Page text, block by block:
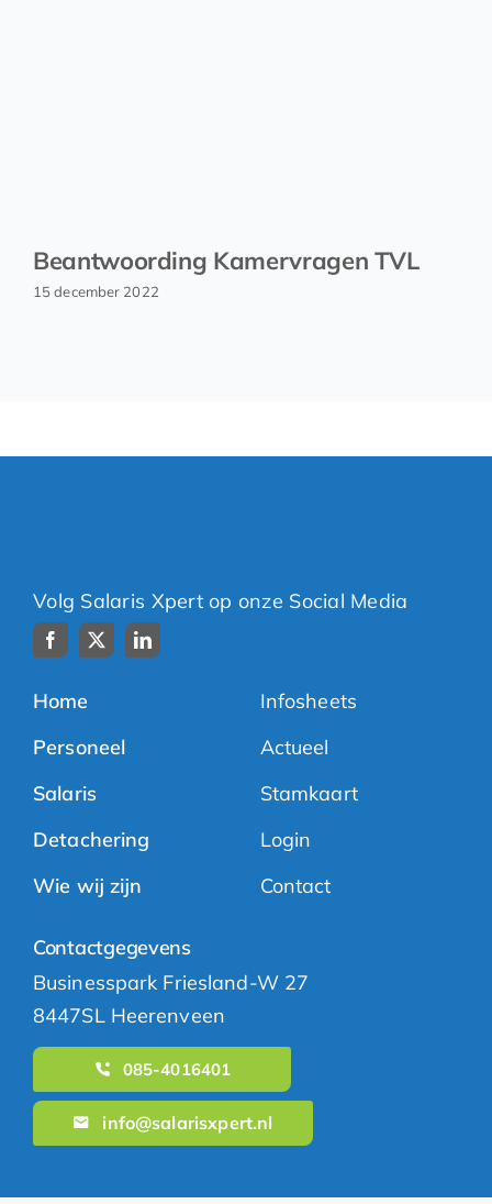
Beantwoording Kamervragen TVL
15 december 2022
Volg Salaris Xpert op onze Social Media
Home
Personeel
Salaris
Detachering
Wie wij zijn
Infosheets
Actueel
Stamkaart
Login
Contact
Contactgegevens
Businesspark Friesland-W 27
8447SL Heerenveen
085-4016401
info@salarisxpert.nl